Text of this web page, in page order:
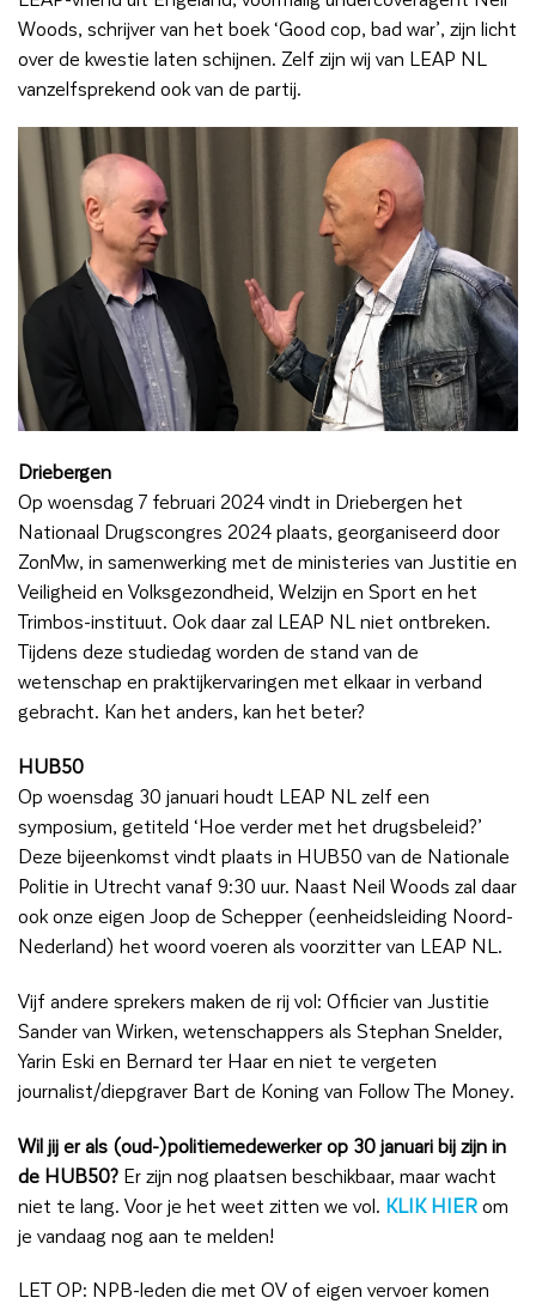
Woods, schrijver van het boek ‘Good cop, bad war’, zijn licht
over de kwestie laten schijnen. Zelf zijn wij van LEAP NL
vanzelfsprekend ook van de partij.
Driebergen
Op woensdag 7 februari 2024 vindt in Driebergen het
Nationaal Drugscongres 2024 plaats, georganiseerd door
ZonMw, in samenwerking met de ministeries van Justitie en
Veiligheid en Volksgezondheid, Welzijn en Sport en het
Trimbos-instituut. Ook daar zal LEAP NL niet ontbreken.
Tijdens deze studiedag worden de stand van de
wetenschap en praktijkervaringen met elkaar in verband
gebracht. Kan het anders, kan het beter?
HUB50
Op woensdag 30 januari houdt LEAP NL zelf een
symposium, getiteld ‘Hoe verder met het drugsbeleid?’
Deze bijeenkomst vindt plaats in HUB50 van de Nationale
Politie in Utrecht vanaf 9:30 uur. Naast Neil Woods zal daar
ook onze eigen Joop de Schepper (eenheidsleiding Noord-
Nederland) het woord voeren als voorzitter van LEAP NL.
Vijf andere sprekers maken de rij vol: Officier van Justitie
Sander van Wirken, wetenschappers als Stephan Snelder,
Yarin Eski en Bernard ter Haar en niet te vergeten
journalist/diepgraver Bart de Koning van Follow The Money.
Wil jij er als (oud-)politiemedewerker op 30 januari bij zijn in
de HUB50? Er zijn nog plaatsen beschikbaar, maar wacht
niet te lang. Voor je het weet zitten we vol. KLIK HIER om
je vandaag nog aan te melden!
LET OP: NPB-leden die met OV of eigen vervoer komen